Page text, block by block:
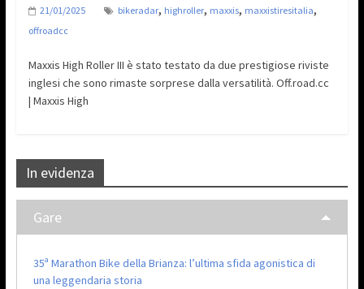
21/01/2025 bikeradar, highroller, maxxis, maxxistiresitalia,
offroadcc
Maxxis High Roller III è stato testato da due prestigiose riviste
inglesi che sono rimaste sorprese dalla versatilità. Off.road.cc
| Maxxis High
In evidenza
Gare
35ª Marathon Bike della Brianza: l’ultima sfida agonistica di
una leggendaria storia